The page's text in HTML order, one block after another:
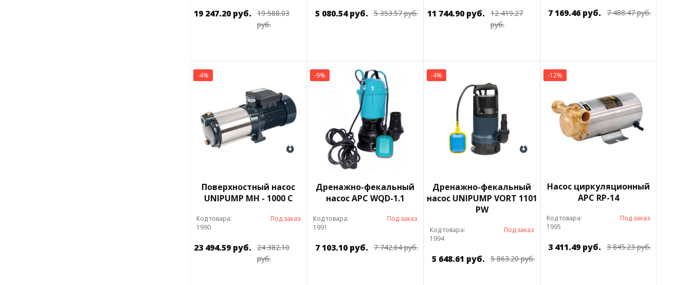
19 247.20 руб.
19 588.03
руб.
5 080.54 руб. 5 353.57 руб. 11 744.90 руб.
12 419.27
руб.
7 169.46 руб. 7 488.47 руб.
-4%
Поверхностный насос
UNIPUMP МН - 1000 С
Код товара:
1990
Под заказ
23 494.59 руб.
24 382.10
руб.
-9%
Дренажно-фекальный
насос APC WQD-1.1
Код товара:
1991
Под заказ
7 103.10 руб. 7 742.64 руб.
-4%
Дренажно-фекальный
насос UNIPUMP VORT 1101
PW
Код товара:
1994
Под заказ
5 648.61 руб. 5 863.20 руб.
-12%
Насос циркуляционный
APC RP-14
Код товара:
1995
Под заказ
3 411.49 руб. 3 845.23 руб.